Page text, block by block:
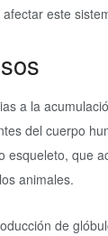
este
a la
del cuerpo
esqueleto, que
animales.
de